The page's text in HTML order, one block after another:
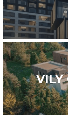
VILY